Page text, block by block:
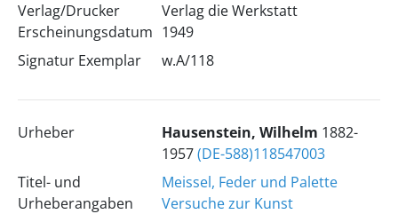
Verlag/Drucker
Erscheinungsdatum
Verlag die Werkstatt
1949
Signatur Exemplar
w.A/118
Urheber Hausenstein, Wilhelm 1882-
1957(DE-588)118547003
Titel- und
Urheberangaben
Meissel, Feder und Palette
Versuche zur Kunst